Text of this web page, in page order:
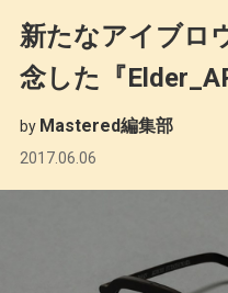
新たなアイブロ
念した『
by Mastered編集部
2017.06.06